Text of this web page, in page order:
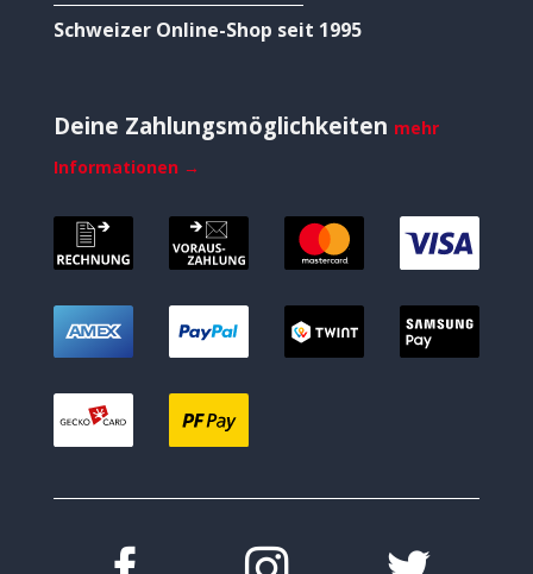
Schweizer Online-Shop seit 1995
Deine Zahlungsmöglichkeiten mehr
Informationen →